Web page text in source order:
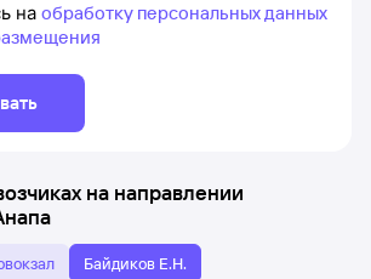
на обработку персональных данных
на направлении
Байдиков Е.Н.